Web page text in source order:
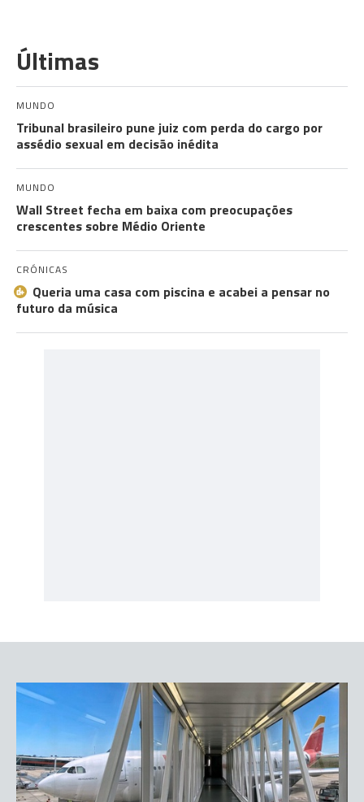
Últimas
MUNDO
Tribunal brasileiro pune juiz com perda do cargo por
assédio sexual em decisão inédita
MUNDO
Wall Street fecha em baixa com preocupações
crescentes sobre Médio Oriente
CRÓNICAS
Queria uma casa com piscina e acabei a pensar no
futuro da música